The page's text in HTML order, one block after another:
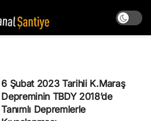
6 Şubat 2023 Tarihli K.Maraş
Depreminin TBDY 2018’de
Tanımlı Depremlerle